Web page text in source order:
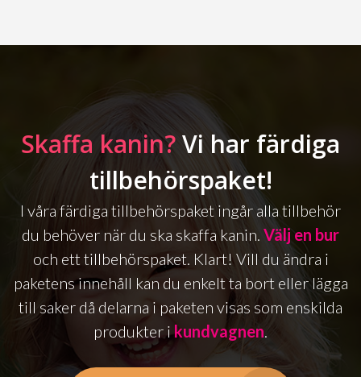
Skaffa kanin?Vi har färdiga
tillbehörspaket!
I våra färdiga tillbehörspaket ingår alla tillbehör
du behöver när du ska skaffa kanin. Välj en bur
och ett tillbehörspaket. Klart! Vill du ändra i
paketens innehåll kan du enkelt ta bort eller lägga
till saker då delarna i paketen visas som enskilda
produkter ikundvagnen.